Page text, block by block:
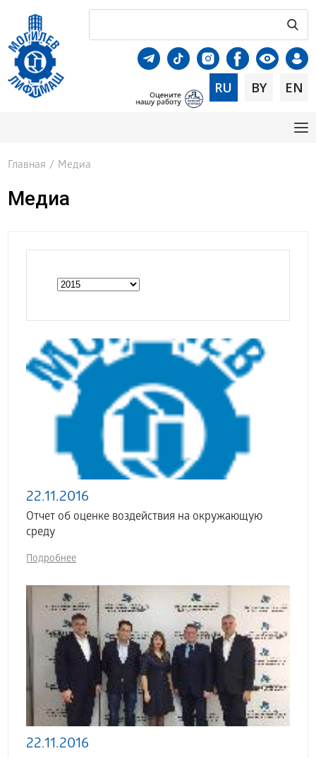
RU BY EN
Главная / Медиа
Медиа
22.11.2016
Отчет об оценке воздействия на окружающую
среду
Подробнее
22.11.2016